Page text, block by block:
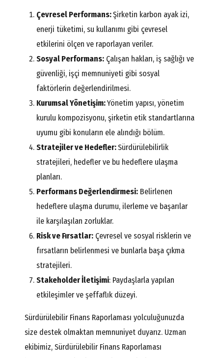
Çevresel Performans:Şirketin karbon ayak izi,
enerji tüketimi, su kullanımı gibi çevresel
etkilerini ölçen ve raporlayan veriler.
Sosyal Performans: Çalışan hakları, iş sağlığı ve
güvenliği, işçi memnuniyeti gibi sosyal
faktörlerin değerlendirilmesi.
Kurumsal Yönetişim:Yönetim yapısı, yönetim
kurulu kompozisyonu, şirketin etik standartlarına
uyumu gibi konuların ele alındığı bölüm.
Stratejiler ve Hedefler:Sürdürülebilirlik
stratejileri, hedefler ve bu hedeflere ulaşma
planları.
Performans Değerlendirmesi: Belirlenen
hedeflere ulaşma durumu, ilerleme ve başarılar
ile karşılaşılan zorluklar.
Risk ve Fırsatlar: Çevresel ve sosyal risklerin ve
fırsatların belirlenmesi ve bunlarla başa çıkma
stratejileri.
Stakeholder İletişimi: Paydaşlarla yapılan
etkileşimler ve şeffaflık düzeyi.
Sürdürülebilir Finans Raporlaması yolculuğunuzda
size destek olmaktan memnuniyet duyarız. Uzman
ekibimiz, Sürdürülebilir Finans Raporlaması